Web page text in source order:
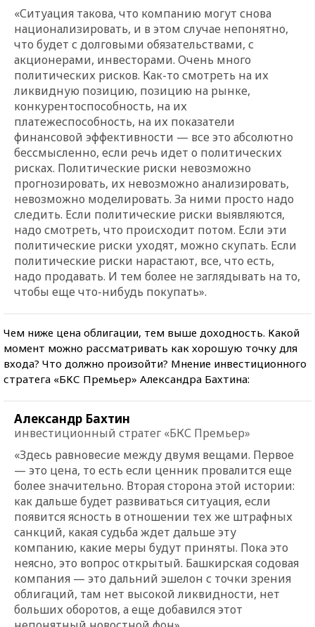
«Ситуация такова, что компанию могут снова
национализировать, и в этом случае непонятно,
что будет с долговыми обязательствами, с
акционерами, инвесторами. Очень много
политических рисков. Как-то смотреть на их
ликвидную позицию, позицию на рынке,
конкурентоспособность, на их
платежеспособность, на их показатели
финансовой эффективности — все это абсолютно
бессмысленно, если речь идет о политических
рисках. Политические риски невозможно
прогнозировать, их невозможно анализировать,
невозможно моделировать. За ними просто надо
следить. Если политические риски выявляются,
надо смотреть, что происходит потом. Если эти
политические риски уходят, можно скупать. Если
политические риски нарастают, все, что есть,
надо продавать. И тем более не заглядывать на то,
чтобы еще что-нибудь покупать».
Чем ниже цена облигации, тем выше доходность. Какой
момент можно рассматривать как хорошую точку для
входа? Что должно произойти? Мнение инвестиционного
стратега «БКС Премьер» Александра Бахтина:
Александр Бахтин
инвестиционный стратег «БКС Премьер»
«Здесь равновесие между двумя вещами. Первое
— это цена, то есть если ценник провалится еще
более значительно. Вторая сторона этой истории:
как дальше будет развиваться ситуация, если
появится ясность в отношении тех же штрафных
санкций, какая судьба ждет дальше эту
компанию, какие меры будут приняты. Пока это
неясно, это вопрос открытый. Башкирская содовая
компания — это дальний эшелон с точки зрения
облигаций, там нет высокой ликвидности, нет
больших оборотов, а еще добавился этот